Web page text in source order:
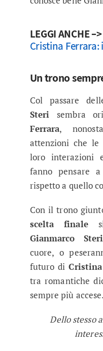
LEGGI ANCHE –>
Cristina
Un trono
Col passare
Steri sembra
Ferrara,
attenzioni che le
loro interazioni
fanno pensare
rispetto a quello
Con il trono
scelta finale
Gianmarco Steri
cuore, o
futuro di
tra romantiche
sempre più accese.
Dello stesso